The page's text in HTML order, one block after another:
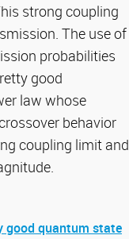
strong coupling
The use of
probabilities
good
law whose
behavior
coupling limit and
good quantum state